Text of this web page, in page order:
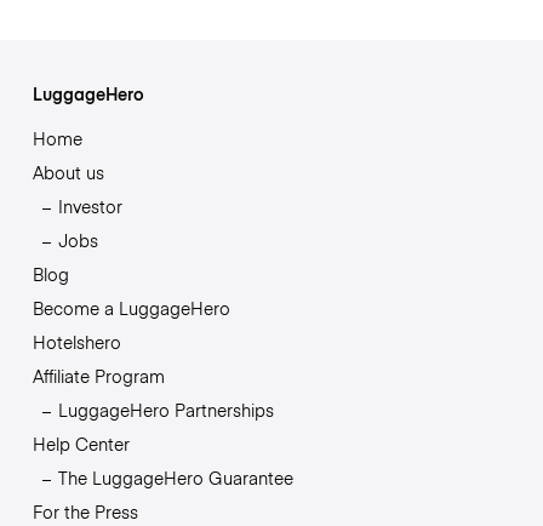
LuggageHero
Home
About us
Investor
Jobs
Blog
Become a LuggageHero
Hotelshero
Affiliate Program
LuggageHero Partnerships
Help Center
The LuggageHero Guarantee
For the Press